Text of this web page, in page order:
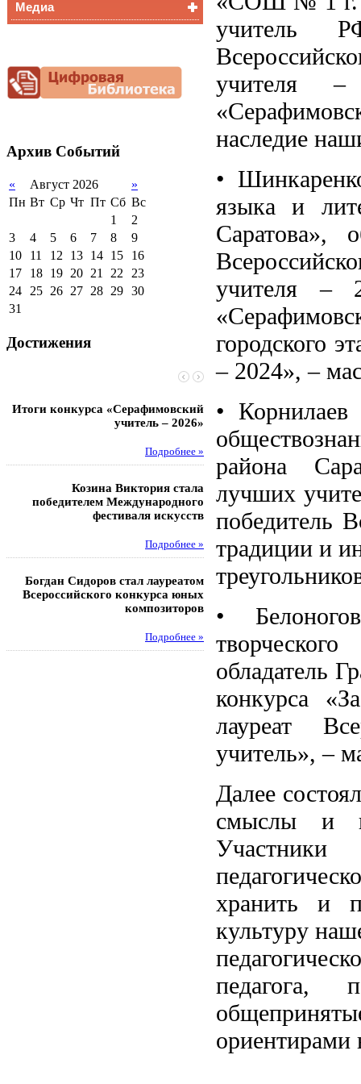
Снижение
документационной
нагрузки
Медиа
Архив Событий
« Август 2026
»
Пн Вт Ср Чт Пт Сб Вс
1
2
3
4 5 6 7 8
9
10
11 12 13 14 15
16
17
18 19 20 21 22 23
24 25 26 27 28 29 30
31
Достижения
Итоги конкурса «Серафимовский
учитель – 2026»
Подробнее »
Козина Виктория стала
победителем Международного
фестиваля искусств
Подробнее »
Богдан Сидоров стал лауреатом
Всероссийского конкурса юных
композиторов
Подробнее »
Чебаненко Глеб стал
областных
Музафаров Пётр стал
турнира
победителями
конкурса «За
подвиг
учитель
учителя –
наследие
•
языка и
Саратова»,
учителя –
городского
– 2024», –
• Корнилаев
района
лучших
победитель
традиции и
•
обладатель
конкурса
лауреат
учитель», –
Далее
смыслы и
Участники
хранить и
культуру
педагога,
ориентирами